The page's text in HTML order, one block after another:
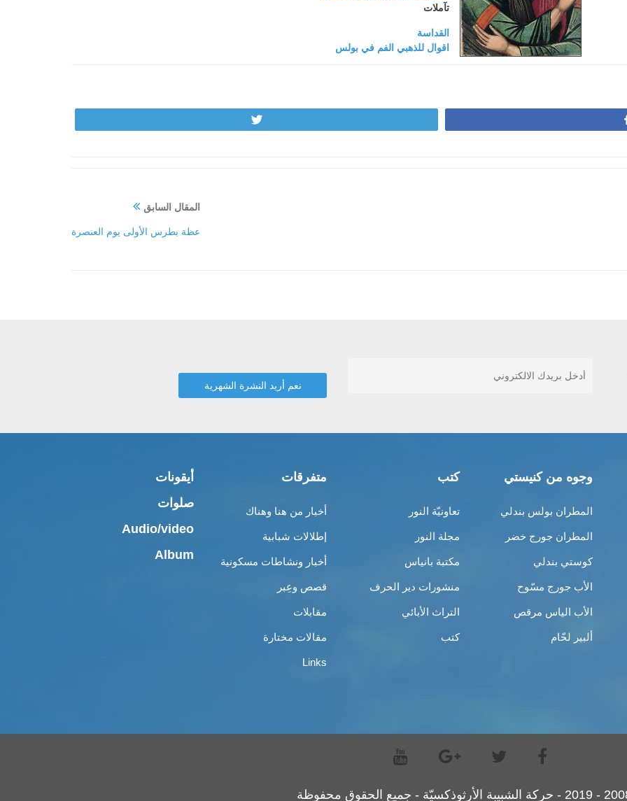
تآملات
القداسة
اقوال للذهبي الفم في بولس
المقال السابق
عظة بطرس الأولى يوم العنصرة
وجوه من كنيستي
المطران بولس بندلي
المطران جورج خضر
كوستي بندلي
الأب جورج مسّوح
الأب الياس مرقص
ألبير لحّام
كتب
تعاونيّة النور
مجلة النور
مكتبة بانياس
منشورات دير الحرف
التراث الأبائي
كتب
متفرقات
أخبار من هنا وهناك
إطلالات شبابية
أخبار ونشاطات مسكونية
قصص وعِبر
مقابلات
مقالات مختارة
Links
أيقونات
صلوات
Audio/video
Album